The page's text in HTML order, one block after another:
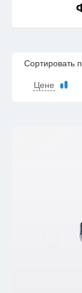
Сортировать
Цене